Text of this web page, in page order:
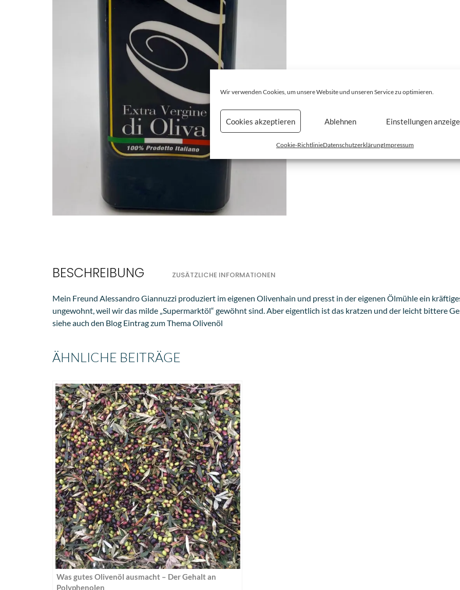
Wir verwenden Cookies, um unsere Website und unseren Service zu optimieren.
Cookies akzeptieren Ablehnen Einstellungen
Cookie-RichtlinieDatenschutzerklärungImpressum
BESCHREIBUNG ZUSÄTZLICHE INFORMATIONEN
Mein Freund Alessandro Giannuzzi produziert im eigenen Olivenhain und presst in der eigenen Ölmühle ein
ungewohnt, weil wir das milde „Supermarktöl“ gewöhnt sind. Aber eigentlich ist das kratzen und der leicht bittere
siehe auch den Blog Eintrag zum Thema Olivenöl
ÄHNLICHE BEITRÄGE
Was gutes Olivenöl ausmacht – Der Gehalt an
Polyphenolen